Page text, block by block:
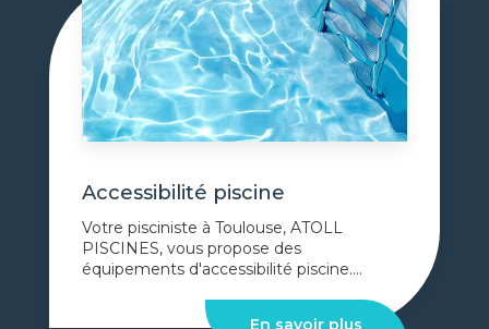
Accessibilité piscine
Votre pisciniste à Toulouse, ATOLL
PISCINES, vous propose des
équipements d'accessibilité piscine....